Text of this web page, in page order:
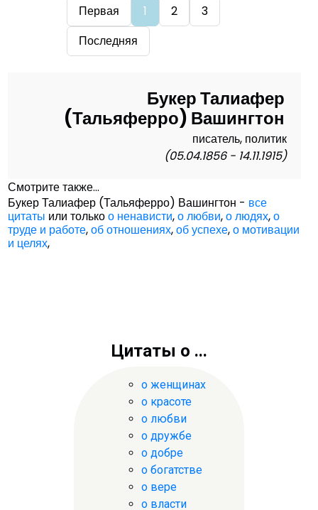
Первая 1 2
3
Последняя
Букер Талиафер
(Тальяферро) Вашингтон
писатель, политик
(05.04.1856 - 14.11.1915)
Смотрите также...
Букер Талиафер (Тальяферро) Вашингтон - все
цитаты или толькоо ненависти,о любви,о людях,о
труде и работе,об отношениях,об успехе,о мотивации
и целях,
Цитаты о ...
о женщинах
о красоте
о любви
о дружбе
о добре
о богатстве
о вере
о власти